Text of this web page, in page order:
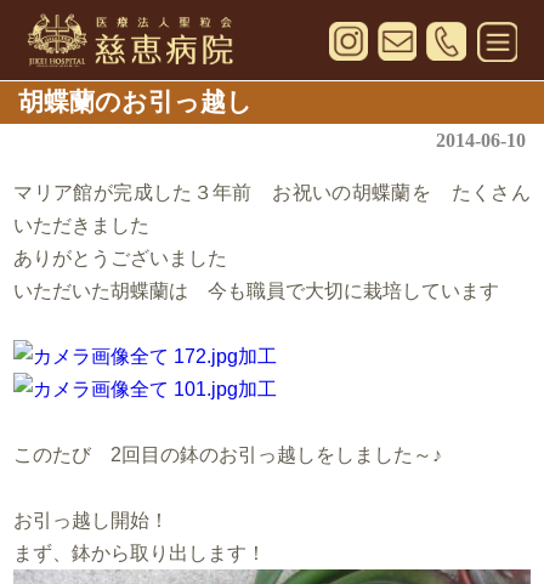
胡蝶蘭のお引っ越し
2014-06-10
マリア館が完成した３年前 お祝いの胡蝶蘭を たくさん
いただきました
ありがとうございました
いただいた胡蝶蘭は 今も職員で大切に栽培しています
このたび 2回目の鉢のお引っ越しをしました～♪
お引っ越し開始！
まず、鉢から取り出します！